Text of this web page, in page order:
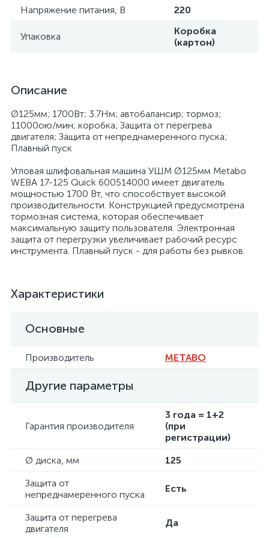
Напряжение питания, В
220
Упаковка
Коробка
(картон)
Описание
Ø125мм; 1700Вт; 3.7Нм; автобалансир; тормоз;
11000ою/мин; коробка; Защита от перегрева
двигателя; Защита от непреднамеренного пуска;
Плавный пуск
Угловая шлифовальная машина УШМ Ø125мм Metabo
WEBA 17-125 Quick 600514000 имеет двигатель
мощностью 1700 Вт, что способствует высокой
производительности. Конструкцией предусмотрена
тормозная система, которая обеспечивает
максимальную защиту пользователя. Электронная
защита от перегрузки увеличивает рабочий ресурс
инструмента. Плавный пуск - для работы без рывков.
Характеристики
Основные
Производитель METABO
Другие параметры
Гарантия производителя
3 года = 1+2
(при
регистрации)
Ø диска, мм
125
Защита от
непреднамеренного пуска
Есть
Защита от перегрева
двигателя
Да